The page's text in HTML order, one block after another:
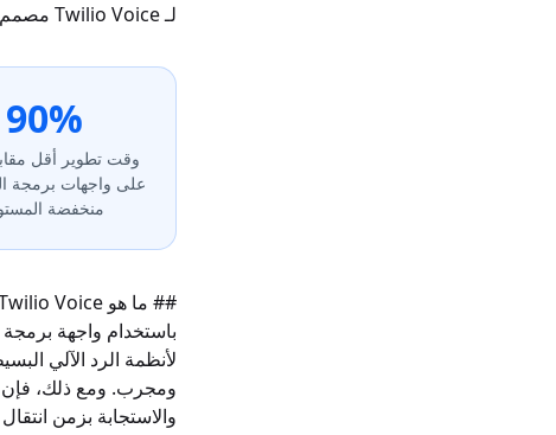
لـ Twilio Voice مصمم خصيصًا لعصر الذكاء الاصطناعي التوليدي.
90%
وقت تطوير أقل
على واجهات برمجة
منخفضة
باستخدام واجهة برمجة
ومجرب. ومع ذلك، فإن